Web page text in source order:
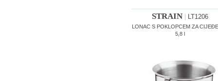
STRAIN LT1206
LONAC S POKLOPCEM ZA
5,8 l